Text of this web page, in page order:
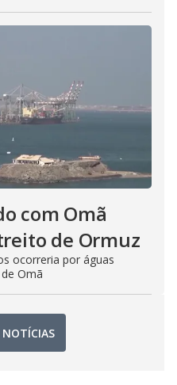
com Omã
de Ormuz
ocorreria por águas
Omã
NOTÍCIAS